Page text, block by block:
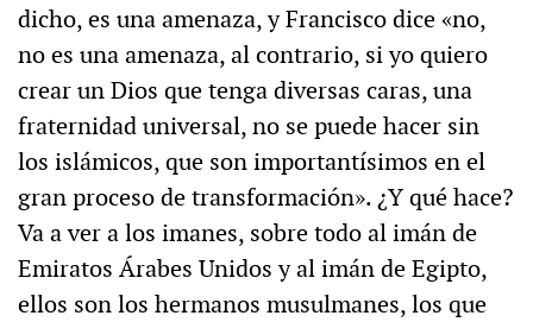
dicho, es una amenaza, y Francisco dice «no,
no es una amenaza, al contrario, si yo quiero
crear un Dios que tenga diversas caras, una
fraternidad universal, no se puede hacer sin
los islámicos, que son importantísimos en el
gran proceso de transformación». ¿Y qué hace?
Va a ver a los imanes, sobre todo al imán de
Emiratos Árabes Unidos y al imán de Egipto,
ellos son los hermanos musulmanes, los que